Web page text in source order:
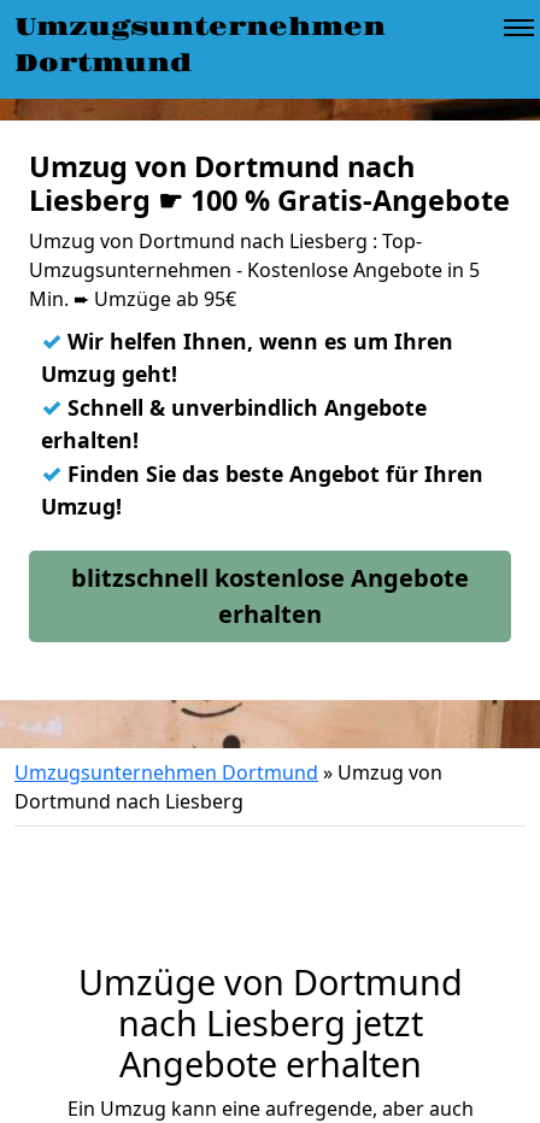
Umzugsunternehmen
Dortmund
Umzug von Dortmund nach
Liesberg ☛ 100 % Gratis-Angebote
Umzug von Dortmund nach Liesberg : Top-
Umzugsunternehmen - Kostenlose Angebote in 5
Min. ➨ Umzüge ab 95€
✓ Wir helfen Ihnen, wenn es um Ihren
Umzug geht!
✓ Schnell & unverbindlich Angebote
erhalten!
✓ Finden Sie das beste Angebot für Ihren
Umzug!
blitzschnell kostenlose Angebote
erhalten
Umzugsunternehmen Dortmund » Umzug von
Dortmund nach Liesberg
Umzüge von Dortmund
nach Liesberg jetzt
Angebote erhalten
Ein Umzug kann eine aufregende, aber auch